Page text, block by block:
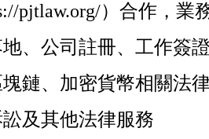
pjtlaw.org/） 合作，業
、公司註冊、工作簽
鏈、加密貨幣相關法
及其他法律服務